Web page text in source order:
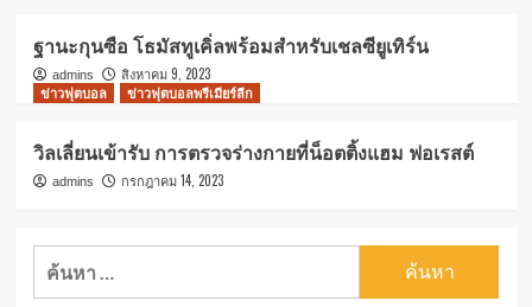
ฐานะกุนซือ โธมัสทูเคิ่ลพร้อมสำหรับเชลซียูเทิร์น
admins
สิงหาคม 9, 2023
ข่าวฟุตบอล
ข่าวฟุตบอลพรีเมียร์ลีก
วิลเลี่ยนเข้ารับ การตรวจร่างกายที่น็อตติ้งแฮม ฟอเรสต์
admins กรกฎาคม 14, 2023
ค้นหา